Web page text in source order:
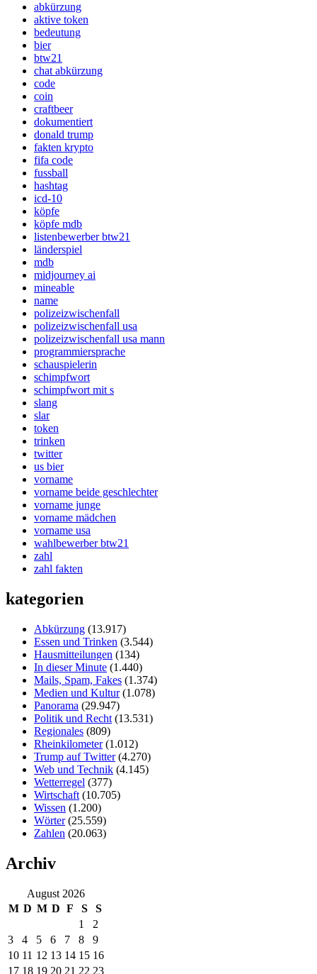
abkürzung
aktive token
bedeutung
bier
btw21
chat abkürzung
code
coin
craftbeer
dokumentiert
donald trump
fakten krypto
fifa code
fussball
hashtag
icd-10
köpfe
köpfe mdb
listenbewerber btw21
länderspiel
mdb
midjourney ai
mineable
name
polizeizwischenfall
polizeizwischenfall usa
polizeizwischenfall usa mann
programmiersprache
schauspielerin
schimpfwort
schimpfwort mit s
slang
slar
token
trinken
twitter
us bier
vorname
vorname beide geschlechter
vorname junge
vorname mädchen
vorname usa
wahlbewerber btw21
zahl
zahl fakten
kategorien
Abkürzung (13.917)
Essen und Trinken (3.544)
Hausmitteilungen (134)
In dieser Minute (1.440)
Mails, Spam, Fakes (1.374)
Medien und Kultur(1.078)
Panorama (29.947)
Politik und Recht (13.531)
Regionales (809)
Rheinkilometer(1.012)
Trump auf Twitter(4.270)
Web und Technik (4.145)
Wetterregel (377)
Wirtschaft (10.705)
Wissen (1.200)
Wörter(25.559)
Zahlen (20.063)
Archiv
August 2026
M D M D F S
S
1
2
3
4 5 6 7 8
9
10 11 12 13 14 15 16
17 18 19 20 21 22 23